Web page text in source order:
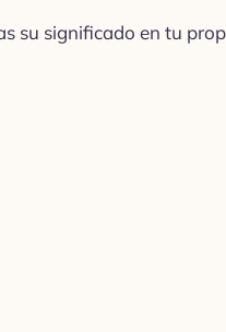
su significado en tu